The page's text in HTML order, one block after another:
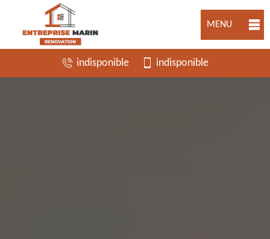
MENU
indisponible indisponible